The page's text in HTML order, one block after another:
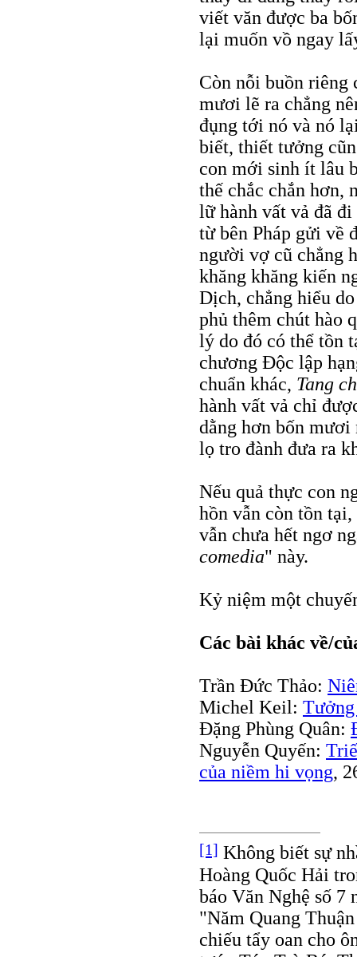
viết văn được ba
lại muốn vồ ngay
Còn nỗi buồn riêng
mươi lẽ ra chẳng
đụng tới nó và nó
biết, thiết tưởng
con mới sinh ít lâu
thế chắc chắn hơn,
lữ hành vất vả đã
từ bên Pháp gửi về
người vợ cũ chẳng
khăng khăng kiến
Dịch, chẳng hiểu
phủ thêm chút hào
lý do đó có thể tồn
chương Độc lập
chuẩn khác, Tang
hành vất vả chỉ
dằng hơn bốn
lọ tro đành đưa ra
Nếu quả thực con
hồn vẫn còn tồn
vẫn chưa hết ngơ
comedia" này.
Kỷ niệm một
Các bài khác về/
Trần Đức Thảo:
Michel Keil:
Đặng Phùng Quân:
Nguyễn Quyến:
của niềm hi vọng,
[1] Không biết sự
Hoàng Quốc Hải
báo Văn Nghệ số 7
"Năm Quang
chiếu tẩy oan cho